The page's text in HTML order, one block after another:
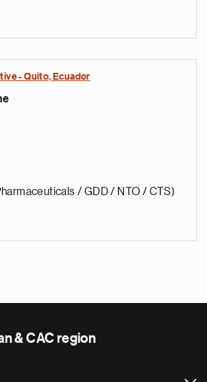
- Quito, Ecuador
/ GDD / NTO / CTS)
& CAC region